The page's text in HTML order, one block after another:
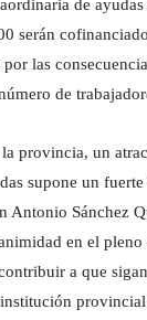
de
serán
las
de
provincia, un
supone un
Antonio Sánchez
en el
a que